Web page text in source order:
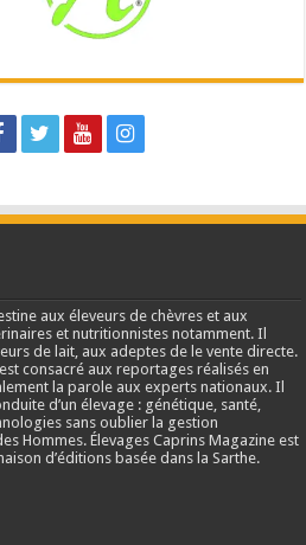
aux éleveurs de chèvres et aux
et nutritionnistes notamment. Il
de lait, aux adeptes de le vente directe.
consacré aux reportages réalisés en
la parole aux experts nationaux. Il
d’un élevage : génétique, santé,
sans oublier la gestion
Hommes. Élevages Caprins Magazine est
d’éditions basée dans la Sarthe.